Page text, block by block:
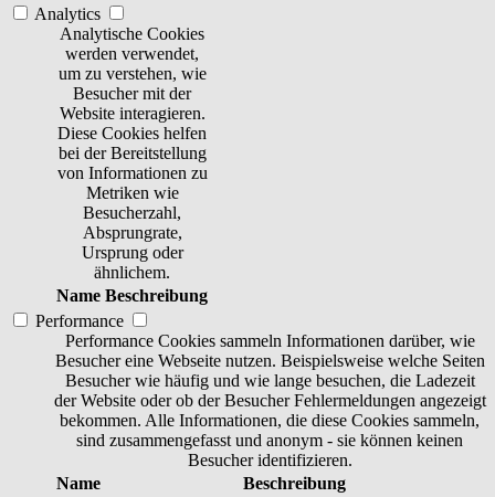
Analytics
Analytische Cookies
werden verwendet,
um zu verstehen, wie
Besucher mit der
Website interagieren.
Diese Cookies helfen
bei der Bereitstellung
von Informationen zu
Metriken wie
Besucherzahl,
Absprungrate,
Ursprung oder
ähnlichem.
Name Beschreibung
Performance
Performance Cookies sammeln Informationen darüber, wie
Besucher eine Webseite nutzen. Beispielsweise welche Seiten
Besucher wie häufig und wie lange besuchen, die Ladezeit
der Website oder ob der Besucher Fehlermeldungen angezeigt
bekommen. Alle Informationen, die diese Cookies sammeln,
sind zusammengefasst und anonym - sie können keinen
Besucher identifizieren.
Name
Beschreibung